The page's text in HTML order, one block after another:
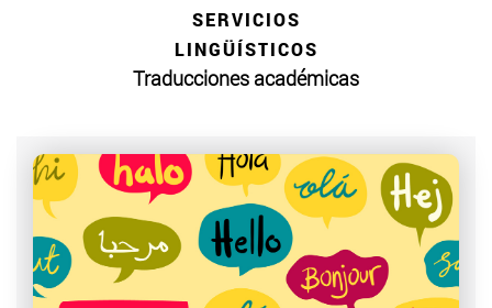
SERVICIOS
LINGÜÍSTICOS
Traducciones académicas